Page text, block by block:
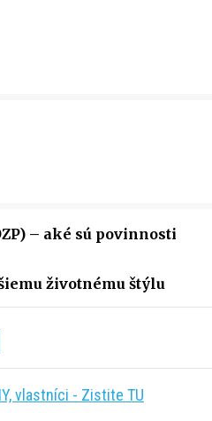
– aké sú povinnosti
životnému štýlu
vlastníci - Zistite TU